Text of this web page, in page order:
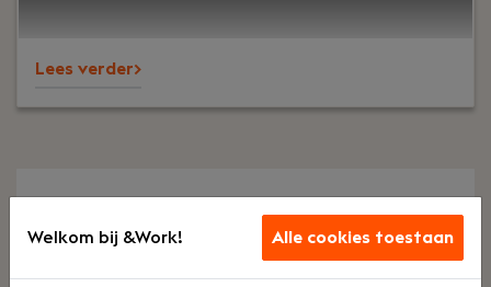
Lees verder>
1 vacatures gevonden in de
functiegroep voor Ruby on Rails
Welkom bij &Work! Alle cookies toestaan